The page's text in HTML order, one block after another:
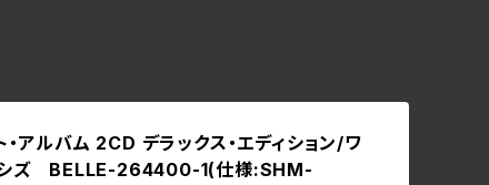
‧アルバム 2CD デラックス‧エディション/ワ
シズ BELLE-264400-1(仕様:SHM-